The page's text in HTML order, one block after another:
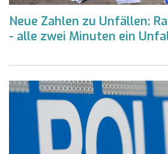
Neue Zahlen zu Unfällen:
- alle zwei Minuten ein